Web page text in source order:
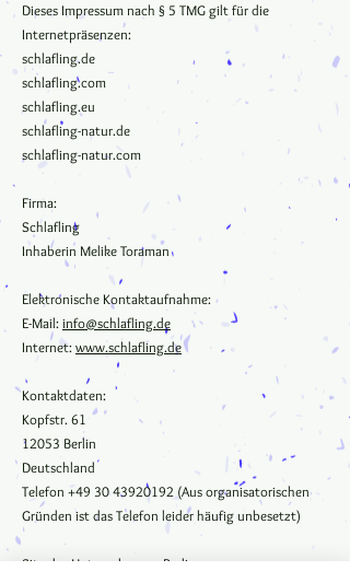
Dieses Impressum nach § 5 TMG gilt für die
Internetpräsenzen:
schlafling.de
schlafling.com
schlafling.eu
schlafling-natur.de
schlafling-natur.com
Firma:
Schlafling
Inhaberin Melike Toraman
Elektronische Kontaktaufnahme:
E-Mail:info@schlafling.de
Internet:www.schlafling.de
Kontaktdaten:
Kopfstr. 61
12053 Berlin
Deutschland
Telefon +49 30 43920192 (Aus organisatorischen
Gründen ist das Telefon leider häufig unbesetzt)
Sitz des Unternehmens: Berlin